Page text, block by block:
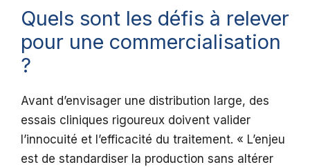
Quels sont les défis à relever
pour une commercialisation
?
Avant d’envisager une distribution large, des
essais cliniques rigoureux doivent valider
l’innocuité et l’efficacité du traitement. « L’enjeu
est de standardiser la production sans altérer